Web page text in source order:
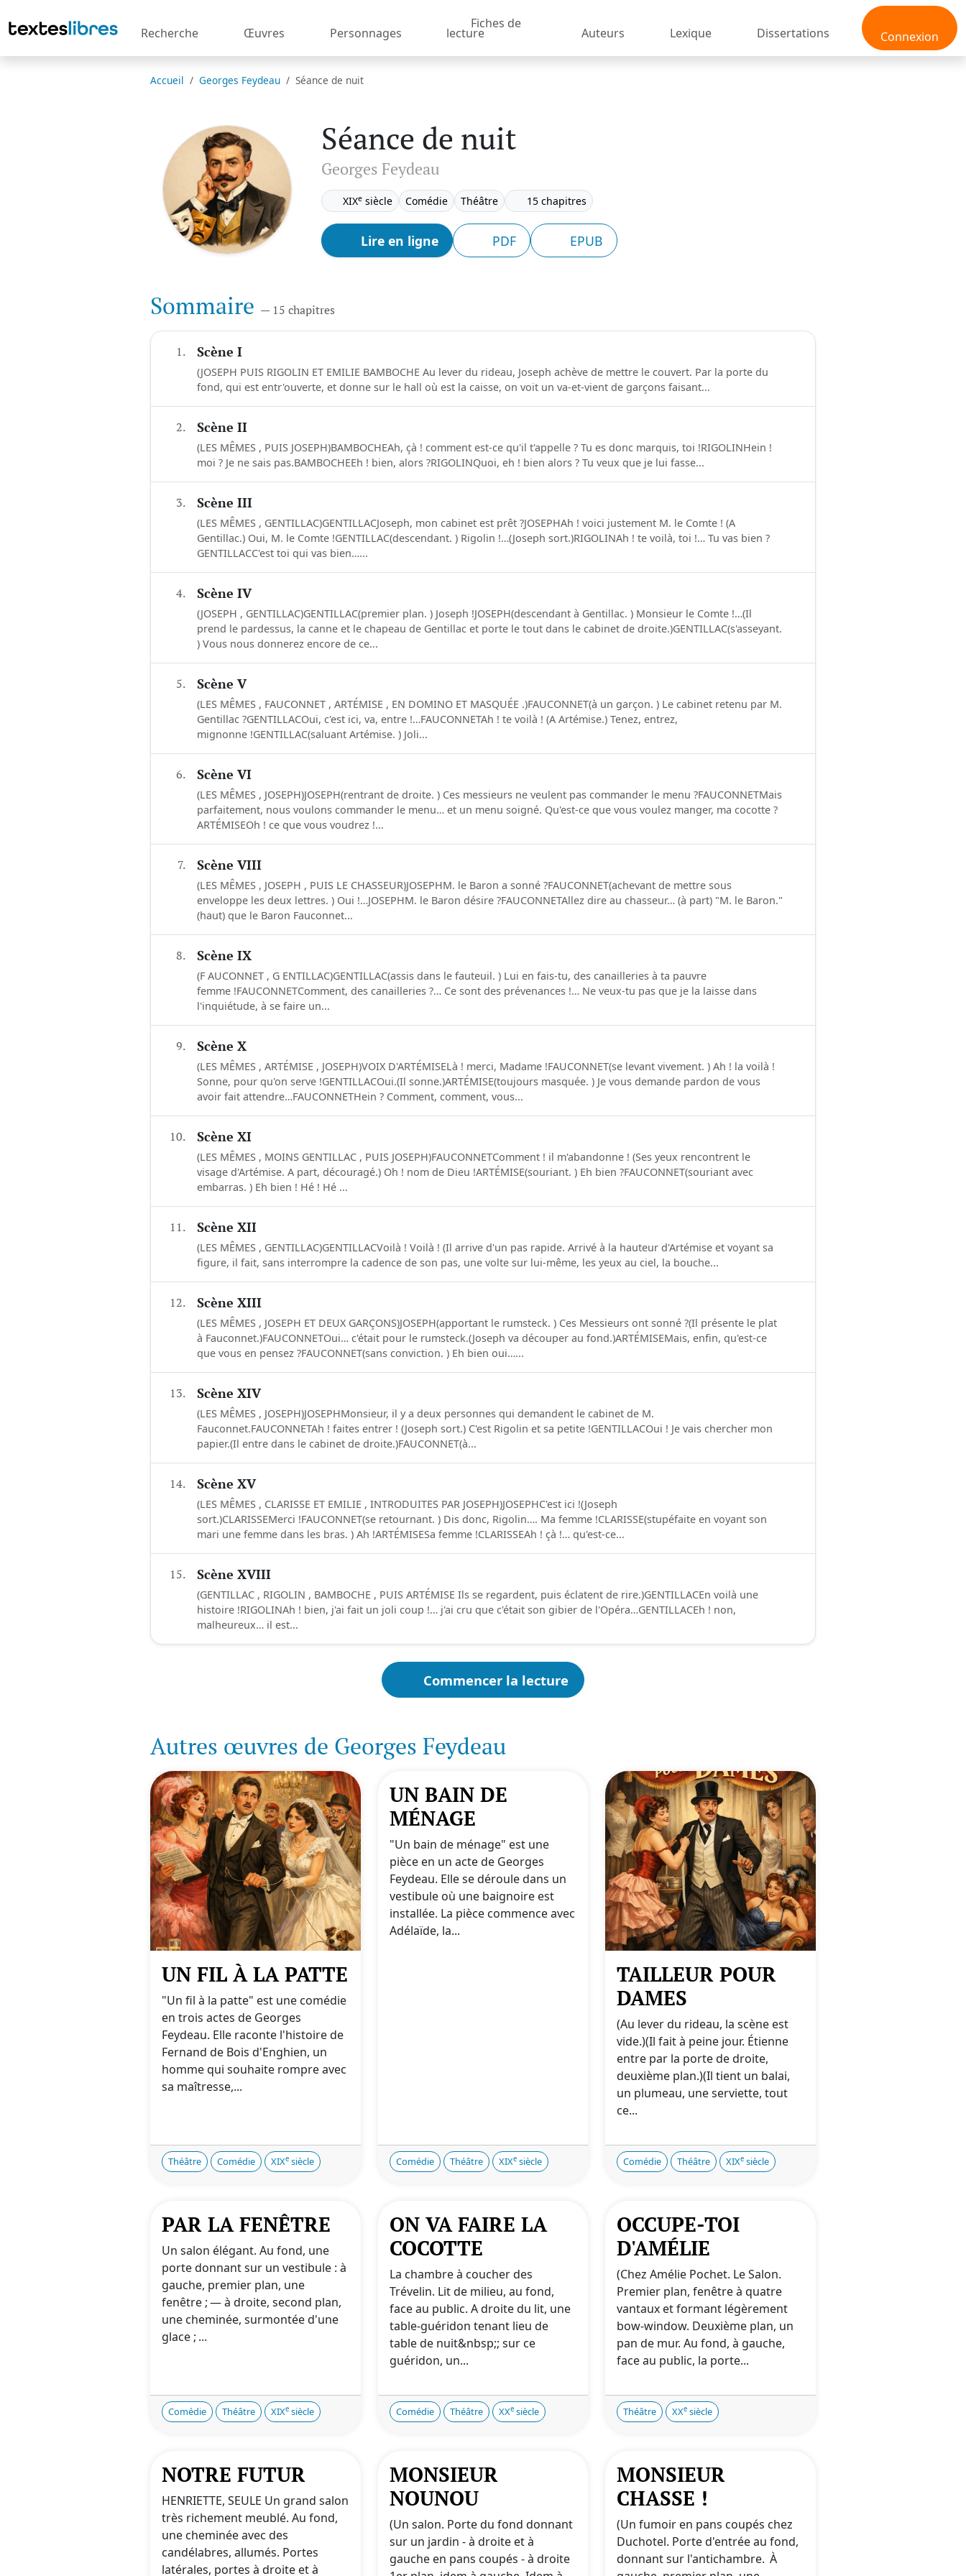
Connexion
Recherche Œuvres Personnages
Fiches de
lecture Auteurs Lexique Dissertations
Accueil Georges Feydeau Séance de nuit
Séance de nuit
Georges Feydeau
XIXe siècle Comédie Théâtre 15 chapitres
Lire en ligne PDF EPUB
Sommaire — 15 chapitres
1. Scène I
(JOSEPH PUIS RIGOLIN ET EMILIE BAMBOCHE Au lever du rideau, Joseph achève de mettre le couvert. Par la porte du
fond, qui est entr'ouverte, et donne sur le hall où est la caisse, on voit un va-et-vient de garçons faisant...
2. Scène II
(LES MÊMES , PUIS JOSEPH)BAMBOCHEAh, çà ! comment est-ce qu'il t'appelle ? Tu es donc marquis, toi !RIGOLINHein !
moi ? Je ne sais pas.BAMBOCHEEh ! bien, alors ?RIGOLINQuoi, eh ! bien alors ? Tu veux que je lui fasse...
3. Scène III
(LES MÊMES , GENTILLAC)GENTILLACJoseph, mon cabinet est prêt ?JOSEPHAh ! voici justement M. le Comte ! (A
Gentillac.) Oui, M. le Comte !GENTILLAC(descendant. ) Rigolin !…(Joseph sort.)RIGOLINAh ! te voilà, toi !… Tu vas bien ?
GENTILLACC'est toi qui vas bien…...
4. Scène IV
(JOSEPH , GENTILLAC)GENTILLAC(premier plan. ) Joseph !JOSEPH(descendant à Gentillac. ) Monsieur le Comte !…(Il
prend le pardessus, la canne et le chapeau de Gentillac et porte le tout dans le cabinet de droite.)GENTILLAC(s'asseyant.
) Vous nous donnerez encore de ce...
5. Scène V
(LES MÊMES , FAUCONNET , ARTÉMISE , EN DOMINO ET MASQUÉE .)FAUCONNET(à un garçon. ) Le cabinet retenu par M.
Gentillac ?GENTILLACOui, c'est ici, va, entre !…FAUCONNETAh ! te voilà ! (A Artémise.) Tenez, entrez,
mignonne !GENTILLAC(saluant Artémise. ) Joli...
6. Scène VI
(LES MÊMES , JOSEPH)JOSEPH(rentrant de droite. ) Ces messieurs ne veulent pas commander le menu ?FAUCONNETMais
parfaitement, nous voulons commander le menu… et un menu soigné. Qu'est-ce que vous voulez manger, ma cocotte ?
ARTÉMISEOh ! ce que vous voudrez !...
7. Scène VIII
(LES MÊMES , JOSEPH , PUIS LE CHASSEUR)JOSEPHM. le Baron a sonné ?FAUCONNET(achevant de mettre sous
enveloppe les deux lettres. ) Oui !…JOSEPHM. le Baron désire ?FAUCONNETAllez dire au chasseur… (à part) "M. le Baron."
(haut) que le Baron Fauconnet...
8. Scène IX
(F AUCONNET , G ENTILLAC)GENTILLAC(assis dans le fauteuil. ) Lui en fais-tu, des canailleries à ta pauvre
femme !FAUCONNETComment, des canailleries ?… Ce sont des prévenances !… Ne veux-tu pas que je la laisse dans
l'inquiétude, à se faire un...
9. Scène X
(LES MÊMES , ARTÉMISE , JOSEPH)VOIX D'ARTÉMISELà ! merci, Madame !FAUCONNET(se levant vivement. ) Ah ! la voilà !
Sonne, pour qu'on serve !GENTILLACOui.(Il sonne.)ARTÉMISE(toujours masquée. ) Je vous demande pardon de vous
avoir fait attendre…FAUCONNETHein ? Comment, comment, vous...
10. Scène XI
(LES MÊMES , MOINS GENTILLAC , PUIS JOSEPH)FAUCONNETComment ! il m'abandonne ! (Ses yeux rencontrent le
visage d'Artémise. A part, découragé.) Oh ! nom de Dieu !ARTÉMISE(souriant. ) Eh bien ?FAUCONNET(souriant avec
embarras. ) Eh bien ! Hé ! Hé ...
11. Scène XII
(LES MÊMES , GENTILLAC)GENTILLACVoilà ! Voilà ! (Il arrive d'un pas rapide. Arrivé à la hauteur d'Artémise et voyant sa
figure, il fait, sans interrompre la cadence de son pas, une volte sur lui-même, les yeux au ciel, la bouche...
12. Scène XIII
(LES MÊMES , JOSEPH ET DEUX GARÇONS)JOSEPH(apportant le rumsteck. ) Ces Messieurs ont sonné ?(Il présente le plat
à Fauconnet.)FAUCONNETOui… c'était pour le rumsteck.(Joseph va découper au fond.)ARTÉMISEMais, enfin, qu'est-ce
que vous en pensez ?FAUCONNET(sans conviction. ) Eh bien oui…...
13. Scène XIV
(LES MÊMES , JOSEPH)JOSEPHMonsieur, il y a deux personnes qui demandent le cabinet de M.
Fauconnet.FAUCONNETAh ! faites entrer ! (Joseph sort.) C'est Rigolin et sa petite !GENTILLACOui ! Je vais chercher mon
papier.(Il entre dans le cabinet de droite.)FAUCONNET(à...
14. Scène XV
(LES MÊMES , CLARISSE ET EMILIE , INTRODUITES PAR JOSEPH)JOSEPHC'est ici !(Joseph
sort.)CLARISSEMerci !FAUCONNET(se retournant. ) Dis donc, Rigolin…. Ma femme !CLARISSE(stupéfaite en voyant son
mari une femme dans les bras. ) Ah !ARTÉMISESa femme !CLARISSEAh ! çà !… qu'est-ce...
15. Scène XVIII
(GENTILLAC , RIGOLIN , BAMBOCHE , PUIS ARTÉMISE Ils se regardent, puis éclatent de rire.)GENTILLACEn voilà une
histoire !RIGOLINAh ! bien, j'ai fait un joli coup !… j'ai cru que c'était son gibier de l'Opéra…GENTILLACEh ! non,
malheureux… il est...
Commencer la lecture
Autres œuvres de Georges Feydeau
UN FIL À LA PATTE
"Un fil à la patte" est une comédie
en trois actes de Georges
Feydeau. Elle raconte l'histoire de
Fernand de Bois d'Enghien, un
homme qui souhaite rompre avec
sa maîtresse,...
Théâtre Comédie XIXe siècle
UN BAIN DE
MÉNAGE
"Un bain de ménage" est une
pièce en un acte de Georges
Feydeau. Elle se déroule dans un
vestibule où une baignoire est
installée. La pièce commence avec
Adélaïde, la...
Comédie Théâtre XIXesiècle
TAILLEUR POUR
DAMES
(Au lever du rideau, la scène est
vide.)(Il fait à peine jour. Étienne
entre par la porte de droite,
deuxième plan.)(Il tient un balai,
un plumeau, une serviette, tout
ce...
Comédie Théâtre XIXe siècle
PAR LA FENÊTRE
Un salon élégant. Au fond, une
porte donnant sur un vestibule : à
gauche, premier plan, une
fenêtre ; — à droite, second plan,
une cheminée, surmontée d'une
glace ; ...
Comédie Théâtre XIXe siècle
ON VA FAIRE LA
COCOTTE
La chambre à coucher des
Trévelin. Lit de milieu, au fond,
face au public. A droite du lit, une
table-guéridon tenant lieu de
table de nuit&nbsp;; sur ce
guéridon, un...
Comédie Théâtre XXesiècle
OCCUPE-TOI
D'AMÉLIE
(Chez Amélie Pochet. Le Salon.
Premier plan, fenêtre à quatre
vantaux et formant légèrement
bow-window. Deuxième plan, un
pan de mur. Au fond, à gauche,
face au public, la porte...
Théâtre XXe siècle
NOTRE FUTUR
HENRIETTE, SEULE Un grand salon
très richement meublé. Au fond,
une cheminée avec des
candélabres, allumés. Portes
latérales, portes à droite et à
MONSIEUR
NOUNOU
(Un salon. Porte du fond donnant
sur un jardin - à droite et à
gauche en pans coupés - à droite
MONSIEUR
CHASSE !
(Un fumoir en pans coupés chez
Duchotel. Porte d'entrée au fond,
donnant sur l'antichambre. À